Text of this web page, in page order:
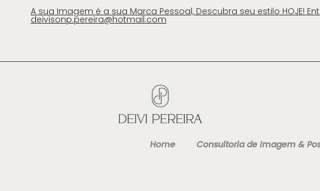
A sua Imagem é a sua Marca Pessoal, Descubra seu estilo
deivisonp.pereira@hotmail.com
Home Consultoria de Imagem &